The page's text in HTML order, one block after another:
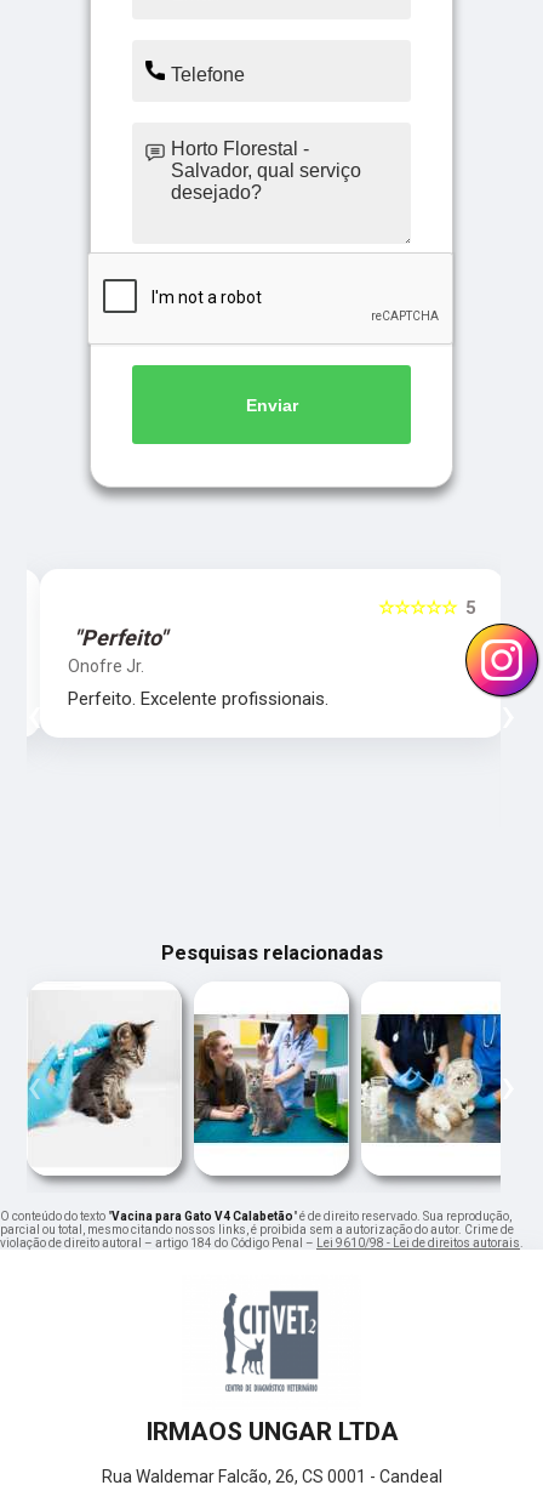
Enviar
5
☆☆☆☆☆
"Perfeito"
Onofre Jr.
Perfeito. Excelente profissionais.
‹ ›
Pesquisas relacionadas
‹ ›
O conteúdo do texto "Vacina para Gato V4 Calabetão" é de direito reservado. Sua reprodução,
parcial ou total, mesmo citando nossos links, é proibida sem a autorização do autor. Crime de
violação de direito autoral – artigo 184 do Código Penal – Lei 9610/98 - Lei de direitos autorais.
IRMAOS UNGAR LTDA
Rua Waldemar Falcão, 26, CS 0001 - Candeal